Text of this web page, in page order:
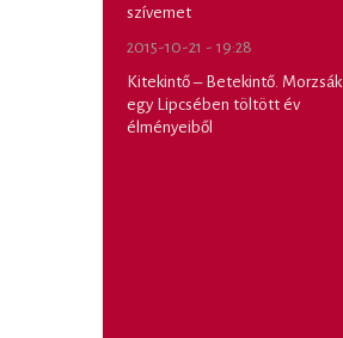
szívemet
2015-10-21 - 19:28
Kitekintő – Betekintő. Morzsák
egy Lipcsében töltött év
élményeiből